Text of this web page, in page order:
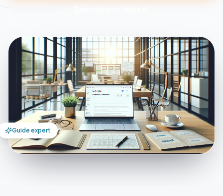
Guide expert